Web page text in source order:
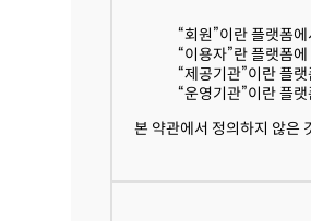
“회원”이란 플랫폼
“이용자”란 플랫폼
“제공기관”이란 플
“운영기관”이란 플
본 약관에서 정의하지 않은